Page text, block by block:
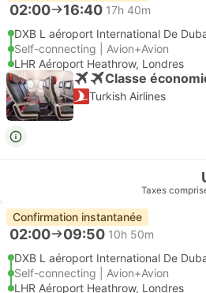
02:00 16:40 17h 40m
DXB L aéroport International De
Self-connecting | Avion+Avion
LHR Aéroport Heathrow, Londres
Classe
Turkish Airlines
Taxes
Confirmation instantanée
02:00 09:50 10h 50m
DXB L aéroport International De
Self-connecting | Avion+Avion
LHR Aéroport Heathrow, Londres